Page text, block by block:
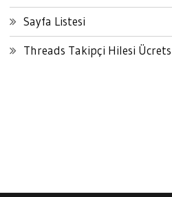
Sayfa Listesi
Threads Takipçi Hilesi